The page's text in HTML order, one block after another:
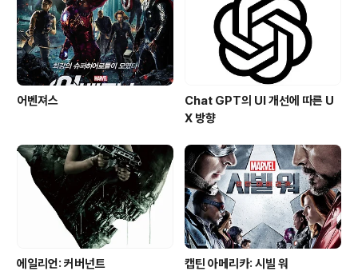
어벤져스
Chat GPT의 UI 개선에 따른 U
X 방향
에일리언: 커버넌트 캡틴 아메리카: 시빌 워